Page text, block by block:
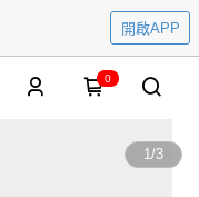
開啟APP
0
1/3